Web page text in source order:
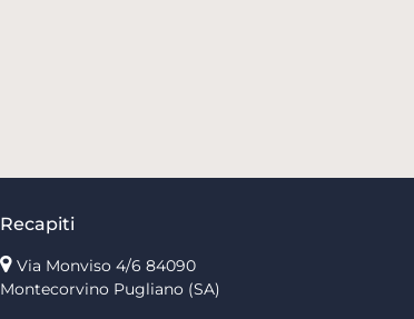
Recapiti
Via Monviso 4/6 84090
Montecorvino Pugliano (SA)